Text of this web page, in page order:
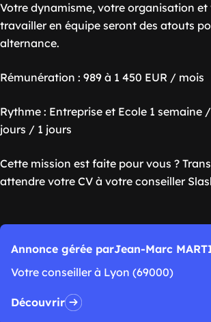
Votre dynamisme, votre organisation
travailler en équipe seront des atouts
alternance.
Rémunération : 989 à 1 450 EUR / mois
Rythme : Entreprise et Ecole 1 semaine
jours / 1 jours
Cette mission est faite pour vous ?
attendre votre CV à votre conseiller
Annonce gérée parJean-Marc
Votre conseiller à Lyon (69000)
Découvrir